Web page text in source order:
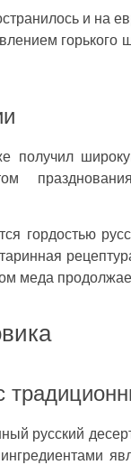
и на
получил
гордостью
меда
русский